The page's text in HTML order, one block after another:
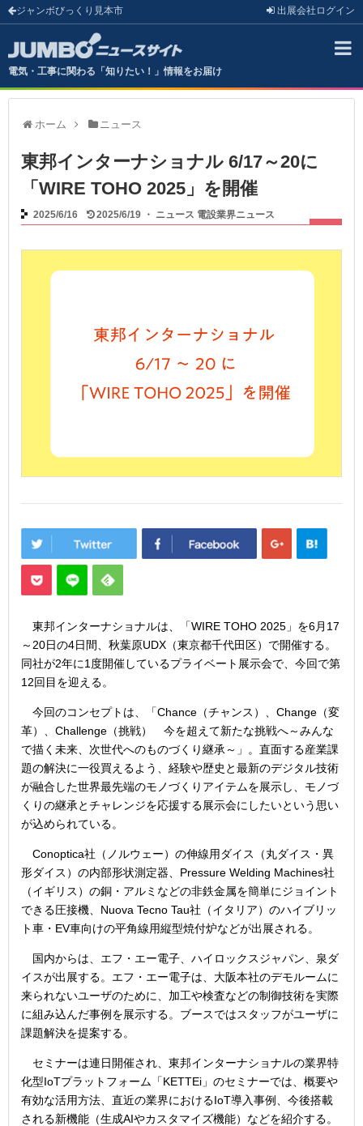
ジャンボびっくり見本市 出展会社 ログイン
電気・工事に関わる「知りたい！」情報をお届け
ホーム ニュース
東邦インターナショナル 6/17～20に
「WIRE TOHO 2025」を開催
2025/6/16 2025/6/19 ・ ニュース 電設業界ニュース
東邦インターナショナルは、「WIRE TOHO 2025」を6月17
～20日の4日間、秋葉原UDX（東京都千代田区）で開催する。
同社が2年に1度開催しているプライベート展示会で、今回で第
12回目を迎える。
今回のコンセプトは、「Chance（チャンス）、Change（変
革）、Challenge（挑戦） 今を超えて新たな挑戦へ～みんな
で描く未来、次世代へのものづくり継承～」。直面する産業課
題の解決に一役買えるよう、経験や歴史と最新のデジタル技術
が融合した世界最先端のモノづくりアイテムを展示し、モノづ
くりの継承とチャレンジを応援する展示会にしたいという思い
が込められている。
Conoptica社（ノルウェー）の伸線用ダイス（丸ダイス・異
形ダイス）の内部形状測定器、Pressure Welding Machines社
（イギリス）の銅・アルミなどの非鉄金属を簡単にジョイント
できる圧接機、Nuova Tecno Tau社（イタリア）のハイブリッ
ト車・EV車向けの平角線用縦型焼付炉などが出展される。
国内からは、エフ・エー電子、ハイロックスジャパン、泉ダ
イスが出展する。エフ・エー電子は、大阪本社のデモルームに
来られないユーザのために、加工や検査などの制御技術を実際
に組み込んだ事例を展示する。ブースではスタッフがユーザに
課題解決を提案する。
セミナーは連日開催され、東邦インターナショナルの業界特
化型IoTプラットフォーム「KETTEi」のセミナーでは、概要や
有効な活用方法、直近の業界におけるIoT導入事例、今後搭載
される新機能（生成AIやカスタマイズ機能）などを紹介する。